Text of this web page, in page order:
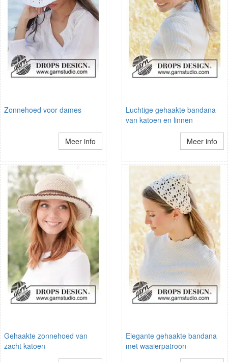
Zonnehoed voor dames
Meer info
Luchtige gehaakte bandana
van katoen en linnen
Meer info
Gehaakte zonnehoed van
zacht katoen
Elegante gehaakte bandana
met waaierpatroon